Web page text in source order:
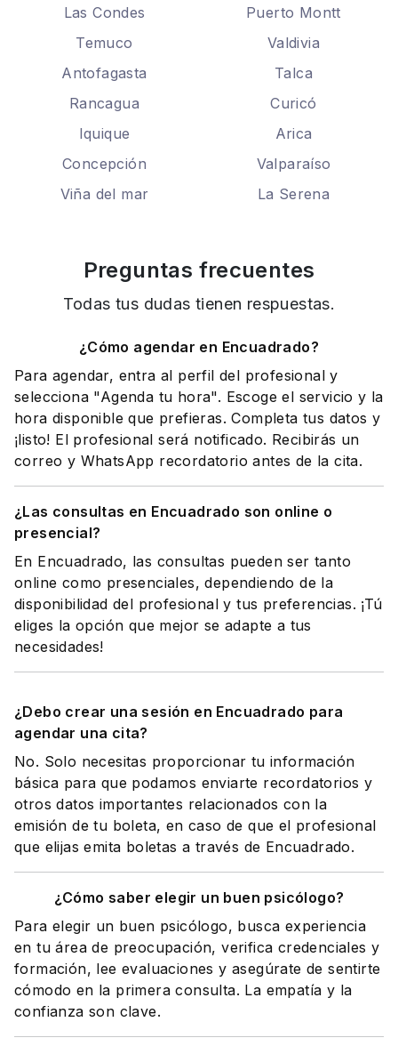
Las Condes
Puerto Montt
Temuco
Valdivia
Antofagasta
Talca
Rancagua
Curicó
Iquique
Arica
Concepción
Valparaíso
Viña del mar
La Serena
Preguntas frecuentes
Todas tus dudas tienen respuestas.
¿Cómo agendar en Encuadrado?
Para agendar, entra al perfil del profesional y
selecciona "Agenda tu hora". Escoge el servicio y la
hora disponible que prefieras. Completa tus datos y
¡listo! El profesional será notificado. Recibirás un
correo y WhatsApp recordatorio antes de la cita.
¿Las consultas en Encuadrado son online o
presencial?
En Encuadrado, las consultas pueden ser tanto
online como presenciales, dependiendo de la
disponibilidad del profesional y tus preferencias. ¡Tú
eliges la opción que mejor se adapte a tus
necesidades!
¿Debo crear una sesión en Encuadrado para
agendar una cita?
No. Solo necesitas proporcionar tu información
básica para que podamos enviarte recordatorios y
otros datos importantes relacionados con la
emisión de tu boleta, en caso de que el profesional
que elijas emita boletas a través de Encuadrado.
¿Cómo saber elegir un buen psicólogo?
Para elegir un buen psicólogo, busca experiencia
en tu área de preocupación, verifica credenciales y
formación, lee evaluaciones y asegúrate de sentirte
cómodo en la primera consulta. La empatía y la
confianza son clave.